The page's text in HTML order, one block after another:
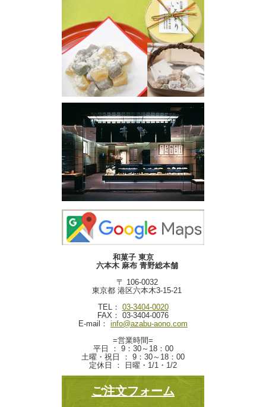
和菓子 東京
六本木 麻布 青野総本舗
〒 106-0032
東京都 港区六本木3-15-21
TEL： 03-3404-0020
FAX： 03-3404-0076
E-mail： info@azabu-aono.com
=営業時間=
平日 ： 9：30～18：00
土曜・祝日 ： 9：30～18：00
定休日 ： 日曜・1/1・1/2
ご注文フォーム